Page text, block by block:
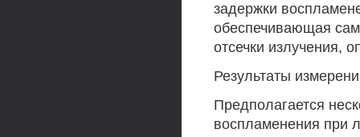
задержки
обеспечивающая
отсечки излучения,
Результаты
Предполагается
воспламенения при